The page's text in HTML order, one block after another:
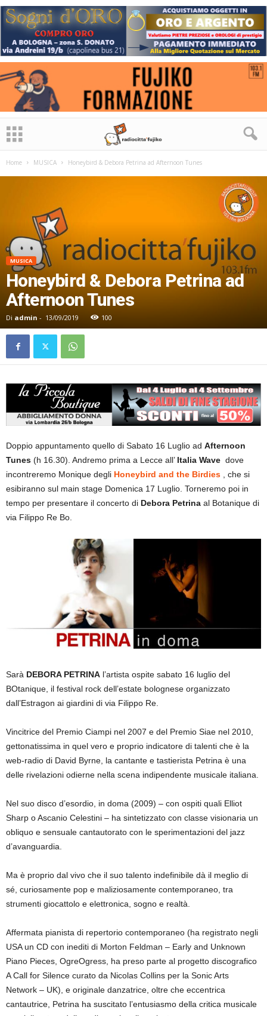
Home MUSICA Honeybird & Debora Petrina ad Afternoon Tunes
MUSICA
Honeybird & Debora Petrina ad
Afternoon Tunes
Di admin - 13/09/2019 100
Doppio appuntamento quello di Sabato 16 Luglio ad Afternoon
Tunes (h 16.30). Andremo prima a Lecce all’ Italia Wave dove
incontreremo Monique degli Honeybird and the Birdies
, che si
esibiranno sul main stage Domenica 17 Luglio. Torneremo poi in
tempo per presentare il concerto di Debora Petrina al Botanique di
via Filippo Re Bo.
Sarà DEBORA PETRINA l’artista ospite sabato 16 luglio del
BOtanique, il festival rock dell’estate bolognese organizzato
dall’Estragon ai giardini di via Filippo Re.
Vincitrice del Premio Ciampi nel 2007 e del Premio Siae nel 2010,
gettonatissima in quel vero e proprio indicatore di talenti che è la
web-radio di David Byrne, la cantante e tastierista Petrina è una
delle rivelazioni odierne nella scena indipendente musicale italiana.
Nel suo disco d’esordio, in doma (2009) – con ospiti quali Elliot
Sharp o Ascanio Celestini – ha sintetizzato con classe visionaria un
obliquo e sensuale cantautorato con le sperimentazioni del jazz
d’avanguardia.
Ma è proprio dal vivo che il suo talento indefinibile dà il meglio di
sé, curiosamente pop e maliziosamente contemporaneo, tra
strumenti giocattolo e elettronica, sogno e realtà.
Affermata pianista di repertorio contemporaneo (ha registrato negli
USA un CD con inediti di Morton Feldman – Early and Unknown
Piano Pieces, OgreOgress, ha preso parte al progetto discografico
A Call for Silence curato da Nicolas Collins per la Sonic Arts
Network – UK), e originale danzatrice, oltre che eccentrica
cantautrice, Petrina ha suscitato l’entusiasmo della critica musicale